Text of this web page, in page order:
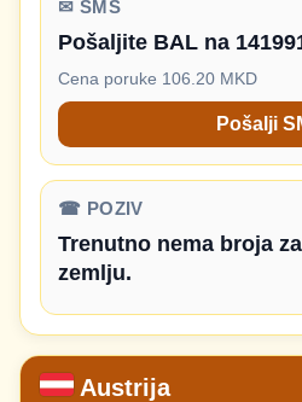
✉ SMS
Pošaljite BAL na
Cena poruke 106.20 MKD
Pošalji
☎ POZIV
Trenutno nema broja
zemlju.
Austrija